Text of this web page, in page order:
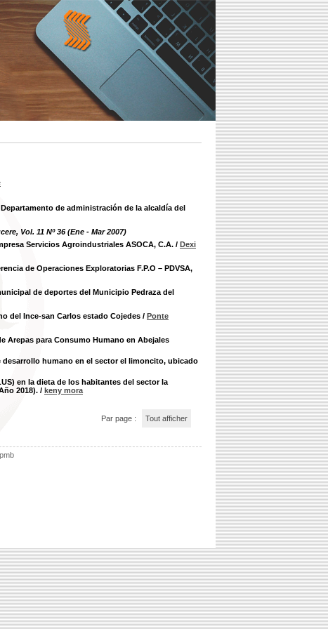
de administración de la alcaldía del
Vol. 11 Nº 36 (Ene - Mar 2007)
Servicios Agroindustriales ASOCA, C.A. / Dexi
de Operaciones Exploratorias F.P.O – PDVSA,
de deportes del Municipio Pedraza del
del Ince-san Carlos estado Cojedes / Ponte
Arepas para Consumo Humano en Abejales
humano en el sector el limoncito, ubicado
en la dieta de los habitantes del sector la
2018). / keny mora
Par page : Tout afficher
pmb